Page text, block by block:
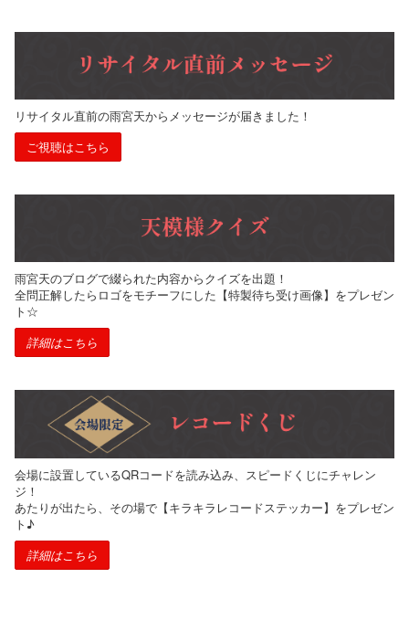
リサイタル直前の雨宮天からメッセージが届きました！
ご視聴はこちら
雨宮天のブログで綴られた内容からクイズを出題！
全問正解したらロゴをモチーフにした【特製待ち受け画像】をプレゼン
ト☆
詳細はこちら
会場に設置しているQRコードを読み込み、スピードくじにチャレン
ジ！
あたりが出たら、その場で【キラキラレコードステッカー】をプレゼン
ト♪
詳細はこちら